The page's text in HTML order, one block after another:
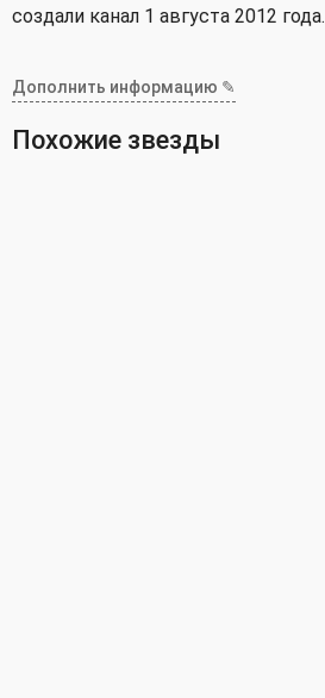
создали канал 1 августа 2012 года.
Дополнить информацию ✎
Похожие звезды